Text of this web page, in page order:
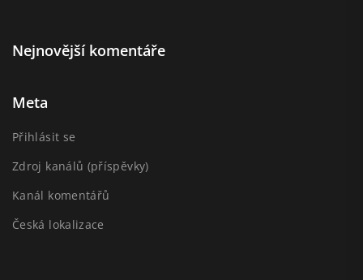
Nejnovější komentáře
Meta
Přihlásit se
Zdroj kanálů (příspěvky)
Kanál komentářů
Česká lokalizace